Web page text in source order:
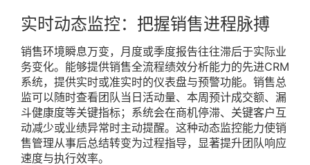
实时动态监控：把握销售进程脉搏
销售环境瞬息万变，月度或季度报告往往滞后于实际业
务变化。能够提供销售全流程绩效分析能力的先进CRM
系统，提供实时或准实时的仪表盘与预警功能。销售总
监可以随时查看团队当日活动量、本周预计成交额、漏
斗健康度等关键指标；系统会在商机停滞、关键客户互
动减少或业绩异常时主动提醒。这种动态监控能力使销
售管理从事后总结转变为过程指导，显著提升团队响应
速度与执行效率。